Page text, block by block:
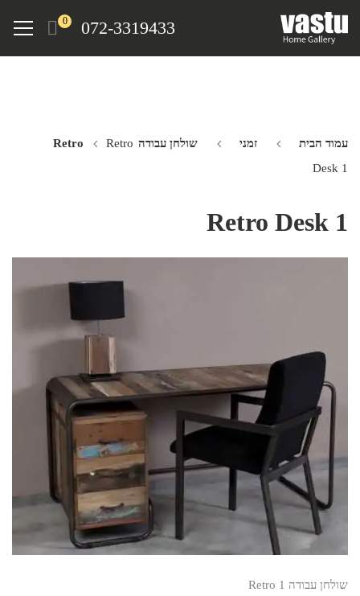
072-3319433
0
Menu
עמוד הבית זמני שולחן עבודה Retro Retro
Desk 1
Retro Desk 1
שולחן עבודה Retro 1